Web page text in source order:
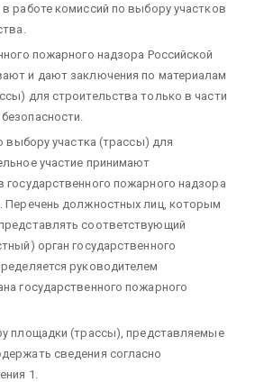
работе комиссий по выбору участков
пожарного надзора Российской
и дают заключения по материалам
для строительства только в части
выбору участка (трассы) для
участие принимают
государственного пожарного надзора
Перечень должностных лиц, которым
соответствующий
орган государственного
руководителем
государственного пожарного
площадки (трассы), представляемые
сведения согласно
1.